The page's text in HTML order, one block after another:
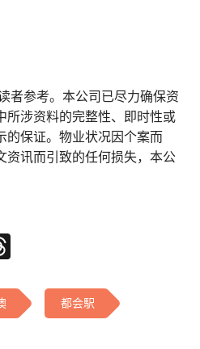
者参考。本公司已尽力确保资
所涉资料的完整性、即时性或
的保证。物业状况因个案而
资讯而引致的任何损失，本公
都会駅